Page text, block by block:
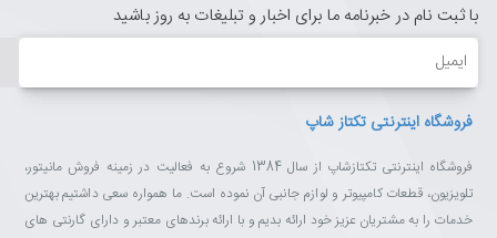
با ثبت نام در خبرنامه ما برای اخبار و تبلیغات به روز باشید
ایمیل
فروشگاه اینترنتی تکتاز شاپ
فروشگاه اینترنتی تکتازشاپ از سال 1384 شروع به فعالیت در زمینه فروش مانیتور،
تلویزیون، قطعات کامپیوتر و لوازم جانبی آن نموده است. ما همواره سعی داشتیم بهترین
خدمات را به مشتریان عزیز خود ارائه بدیم و با ارائه برندهای معتبر و دارای گارنتی های